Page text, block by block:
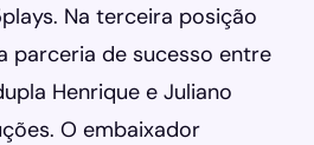
Na terceira posição
parceria de sucesso entre
Henrique e Juliano
O embaixador